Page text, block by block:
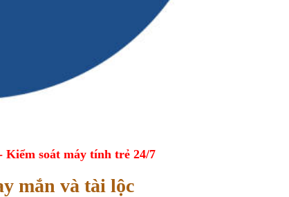
Kiểm soát máy tính trẻ 24/7
mắn và tài lộc